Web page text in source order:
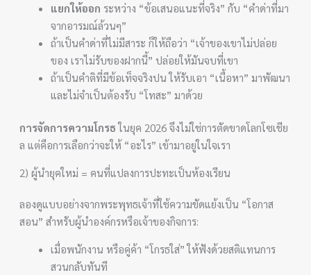
แยกให้ออก ระหว่าง “ข้อเสนอแนะที่จริง” กับ “คำด่าที่มา
จากอารมณ์ล้วนๆ”
ถ้าเป็นคำด่าที่ไม่มีสาระ ก็ให้ถือว่า “เจ้าของเขาไม่ปล่อย
ของ เราไม่รับของฝากนี้” ปล่อยให้มันจบที่เขา
ถ้าเป็นคำติที่มีข้อเท็จจริงปน ให้รับเอา “เนื้อหา” มาพัฒนา
และไม่จำเป็นต้องรับ “โทสะ” มาด้วย
การจัดการความโกรธ ในยุค 2026 จึงไม่ใช่การตัดขาดโลกโซเชีย
ล แต่คือการเลือกว่าจะให้ “อะไร” เข้ามาอยู่ในใจเรา
2) ผู้นำยุคใหม่ = คนที่แปลงการปะทะเป็นห้องเรียน
ลองดูแบบอย่างจากพระพุทธเจ้าที่ใช้ความขัดแย้งเป็น “โอกาส
สอน” สำหรับผู้นำองค์กรหรือเจ้าของกิจการ:
เมื่อพนักงาน หรือคู่ค้า “โกรธใส่” ให้ฟังด้วยสติแทนการ
สวนกลับทันที